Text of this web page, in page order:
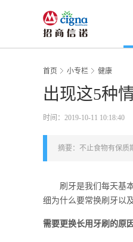
首页 小专栏 健康
出现这5种
时间：2019-10-11 10:18:40
摘要：不止食物有保质
刷牙是我们每天基本
细为什么要常换刷牙以
需要更换长用牙刷的原因